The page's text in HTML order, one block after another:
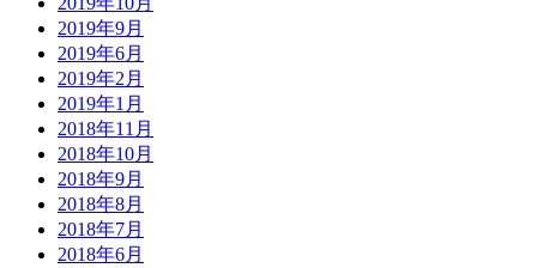
2019年9月
2019年6月
2019年2月
2019年1月
2018年11月
2018年10月
2018年9月
2018年8月
2018年7月
2018年6月